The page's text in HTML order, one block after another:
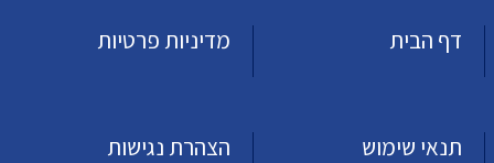
דף הבית
מדיניות פרטיות
תנאי שימוש הצהרת נגישות